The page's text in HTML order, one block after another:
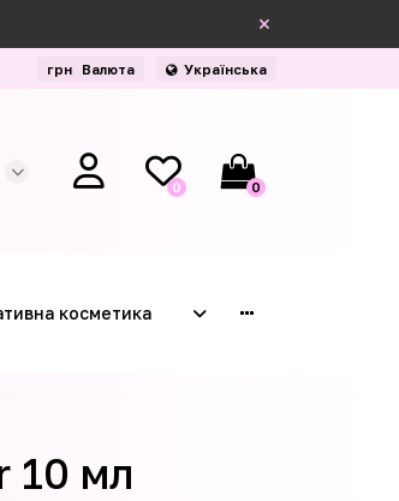
грн Валюта Українська
0 0
косметика
10 мл